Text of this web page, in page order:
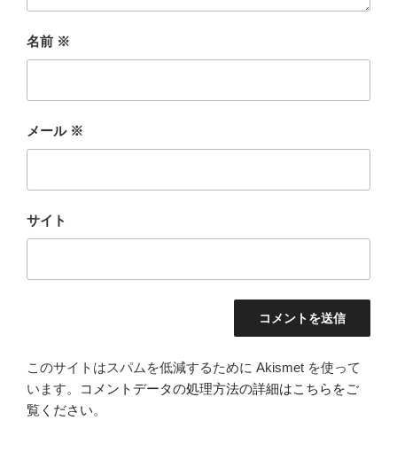
名前 ※
メール ※
サイト
このサイトはスパムを低減するために Akismet を使って
います。
コメントデータの処理方法の詳細はこちらをご
覧ください。